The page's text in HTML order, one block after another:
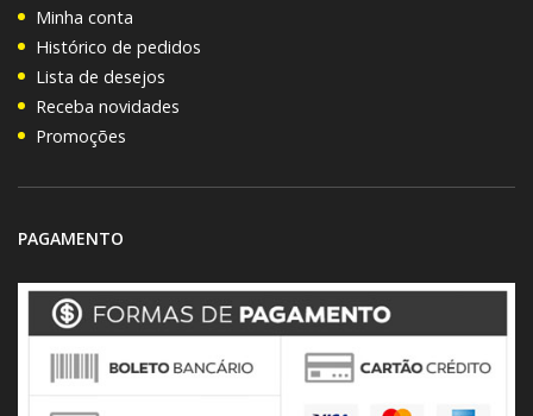
Minha conta
Histórico de pedidos
Lista de desejos
Receba novidades
Promoções
PAGAMENTO